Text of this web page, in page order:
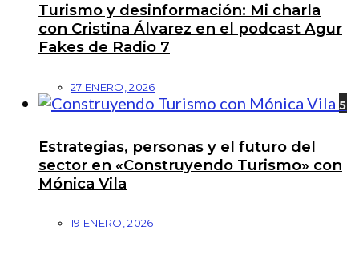
Turismo y desinformación: Mi charla
con Cristina Álvarez en el podcast Agur
Fakes de Radio 7
27 ENERO, 2026
5
Estrategias, personas y el futuro del
sector en «Construyendo Turismo» con
Mónica Vila
19 ENERO, 2026